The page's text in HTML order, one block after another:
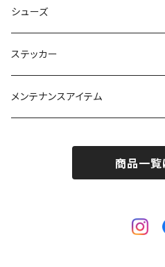
SALOMON
24-25 SALOMON
GRAY snowboards
CARDIFF SNOWCRAFT
25-26 CARDIFF
Gallium wax
ファイントラック
ティートンブロス
テント
ブラックダイアモンド
ファイントラック
バッグパック
オスプレイ
トレッキングポール
キャンピング用品
DICE
eb's
小物
ＫＭ４Ｋ
GENTEMSTICK
スノーシュー
小物
Black Diamond
G3
POWDER MASTER
シューズ
GENTEMSTICK
リラキノインソール
ステッカー
ボルコム
メンテナンスアイテム
商品一覧